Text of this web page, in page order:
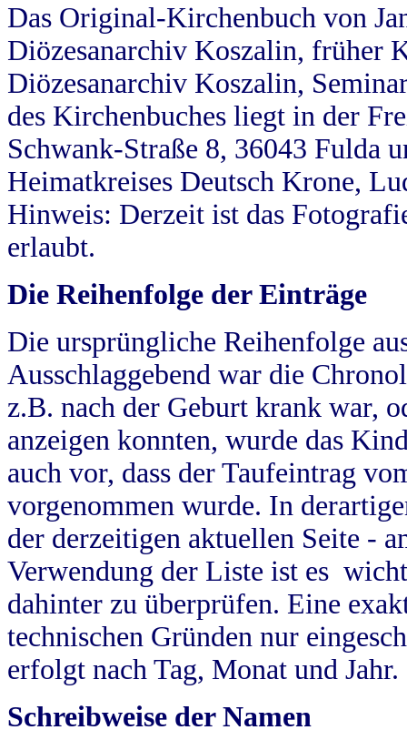
Das Original-Kirchenbuch von
Diözesanarchiv Koszalin, früher
Diözesanarchiv Koszalin,
des Kirchenbuches liegt in der
Schwank-Straße 8, 36043 Fulda
Heimatkreises Deutsch Krone,
Hinweis: Derzeit ist das
erlaubt.
Die Reihenfolge der Einträge
Die ursprüngliche Reihenfolge
Ausschlaggebend war die
z.B. nach der Geburt krank war,
anzeigen konnten, wurde das
auch vor, dass der Taufeintrag
vorgenommen wurde. In
der derzeitigen aktuellen Seite -
Verwendung der Liste ist es
dahinter zu überprüfen. Eine
technischen Gründen nur
erfolgt nach Tag, Monat und Jahr.
Schreibweise der Namen